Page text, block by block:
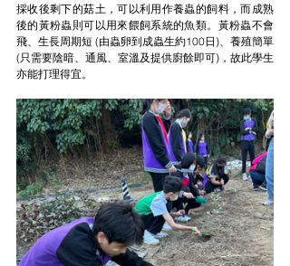
採收後剩下的菇土，可以利用作養蟲的飼料，而成熟
後的黃粉蟲則可以用來餵飼系統的魚類。黃粉蟲不會
飛、生長周期短 (由蟲卵到成蟲生約100日)、養殖簡單
(只需要陰暗、通風、室溫及提供廚餘即可)，故此學生
亦能打理得宜。